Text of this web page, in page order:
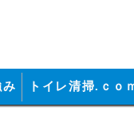
トイレ清掃.ｃｏ